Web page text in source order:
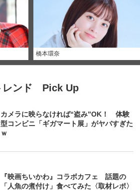
橋本環奈
レンド Pick Up
カメラに映らなければ“盗み”OK！ 体験
型コンビニ「ギガマート展」がヤバすぎた
ｗ
『映画ちいかわ』コラボカフェ 話題の
「人魚の煮付け」食べてみた〈取材レポ〉